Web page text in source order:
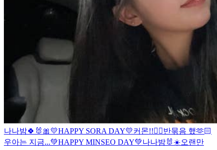
나나밤🍀🐰🎀 💛HAPPY SORA DAY💛커몬!!❤️‍🔥반묶음 했🫶🏻
우아는 지금...💚HAPPY MINSEO DAY💚나나밤🐰☀️오랜만